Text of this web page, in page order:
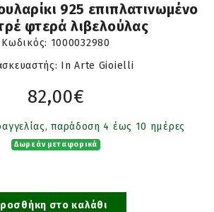
925 επιπλατινωμένο
φτερά λιβελούλας
Κωδικός: 1000032980
In Arte Gioielli
82,00€
παράδοση 4 έως 10 ημέρες
Δωρεάν μεταφορικά
στο καλάθι